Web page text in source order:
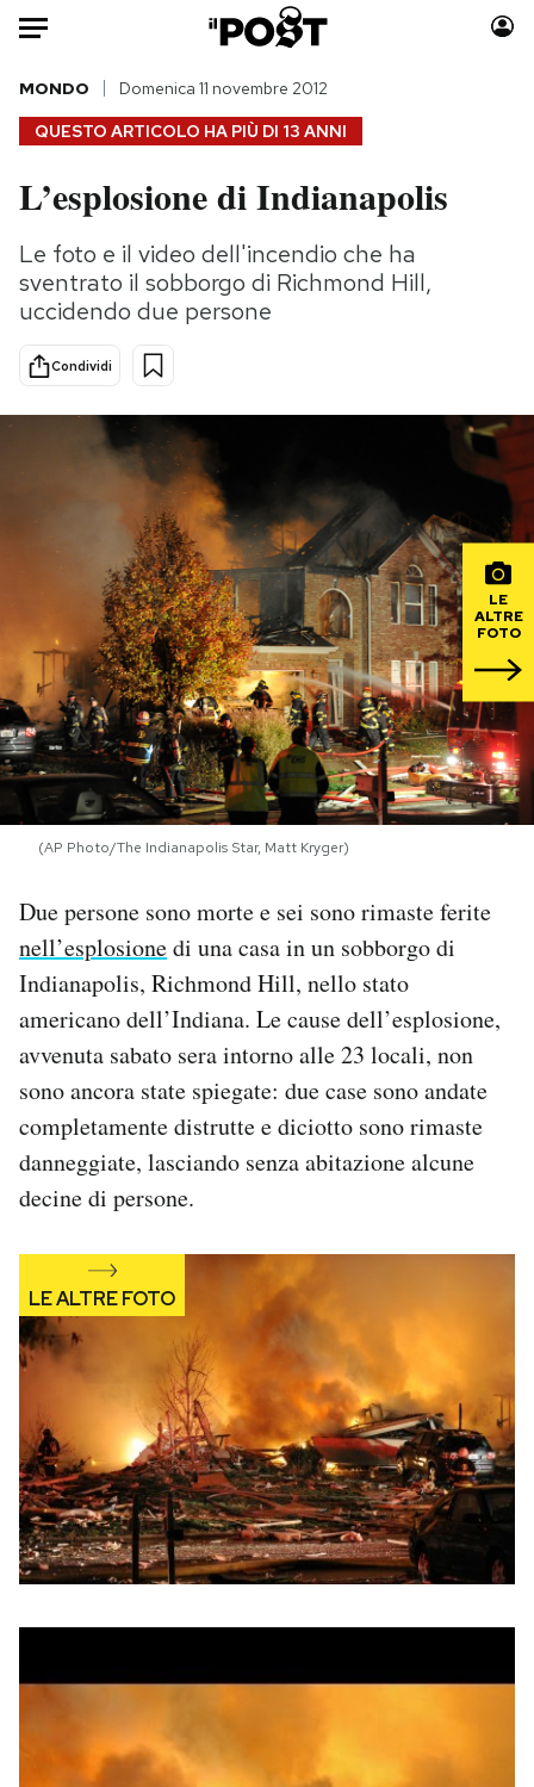
Auto
HOME
Italia
Politica
Tecnologia
Scienza
Economia
Moda
Consumismi
PODCAST
NEWSLETTER
I MIEI PREFERITI
SHOP
AREA PERSONALE
Area Personale
Newsletter
Notifiche mobile
Regala il Post
Esci
QUESTO ARTICOLO HA PIÙ DI 13 ANNI
MONDO Domenica 11 novembre 2012
L’esplosione di Indianapolis
Le foto e il video dell'incendio che ha
sventrato il sobborgo di Richmond Hill,
uccidendo due persone
Condividi
LE
ALTRE
FOTO
(AP Photo/The Indianapolis Star, Matt Kryger)
Due persone sono morte e sei sono rimaste ferite
nell’esplosionedi una casa in un sobborgo di
Indianapolis, Richmond Hill, nello stato
americano dell’Indiana. Le cause dell’esplosione,
avvenuta sabato sera intorno alle 23 locali, non
sono ancora state spiegate: due case sono andate
completamente distrutte e diciotto sono rimaste
danneggiate, lasciando senza abitazione alcune
decine di persone.